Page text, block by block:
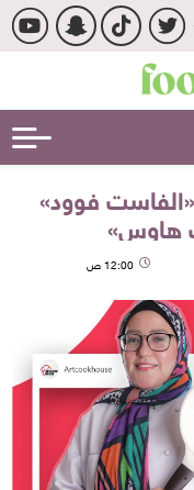
فوود»
هاوس»
12:00 ص